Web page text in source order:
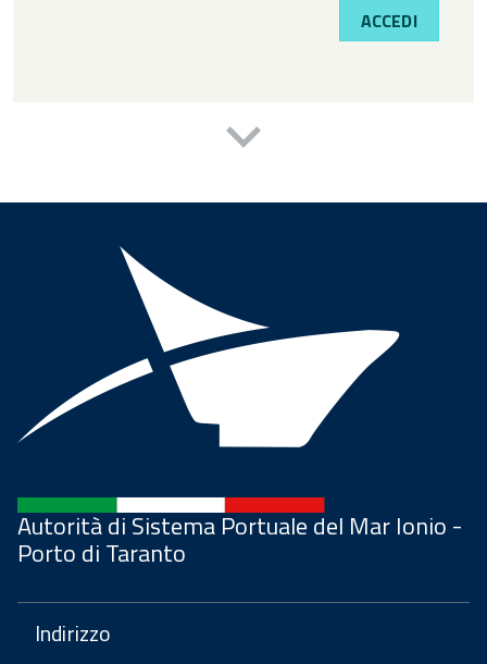
ACCEDI
Autorità di Sistema Portuale del Mar Ionio -
Porto di Taranto
Indirizzo